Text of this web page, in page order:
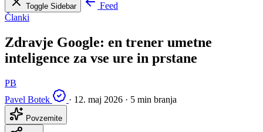
Toggle Sidebar
Feed
Članki
Zdravje Google: en trener umetne
inteligence za vse ure in prstane
PB
Pavel Botek
· 12. maj 2026 · 5 min branja
Povzemite